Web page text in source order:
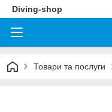
Diving-shop
Товари та послуги